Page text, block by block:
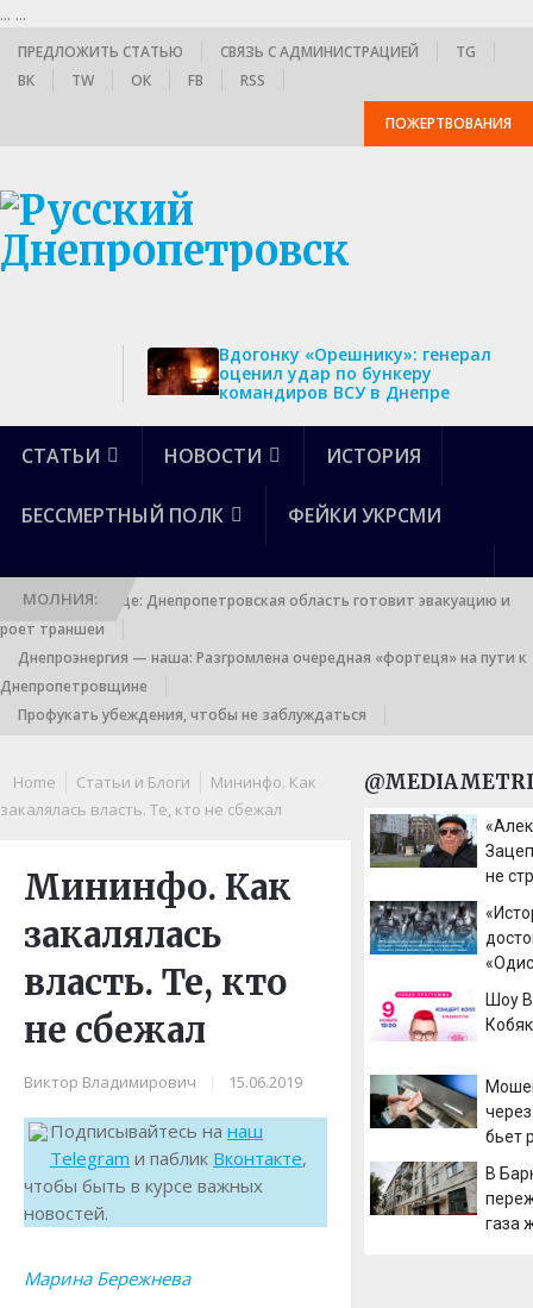
... ...
ПРЕДЛОЖИТЬ СТАТЬЮ СВЯЗЬ С АДМИНИСТРАЦИЕЙ
TG
ВК
TW ОК FB RSS
ПОЖЕРТВОВАНИЯ
Вдогонку «Орешнику»: генерал
оценил удар по бункеру
командиров ВСУ в Днепре
СТАТЬИ НОВОСТИ ИСТОРИЯ
БЕССМЕРТНЫЙ ПОЛК ФЕЙКИ УКРСМИ
МОЛНИЯ:
Выход к границе: Днепропетровская область готовит эвакуацию и
роет траншеи
Днепроэнергия — наша: Разгромлена очередная «фортеця» на пути к
Днепропетровщине
Профукать убеждения, чтобы не заблуждаться
Home Статьи и Блоги
Мининфо. Как
закалялась власть. Те, кто не сбежал
Мининфо. Как
закалялась
власть. Те, кто
не сбежал
Виктор Владимирович 15.06.2019
Подписывайтесь на наш
Telegram и паблик Вконтакте,
чтобы быть в курсе важных
новостей.
Марина Бережнева
не
Шоу
бьет
В
газа